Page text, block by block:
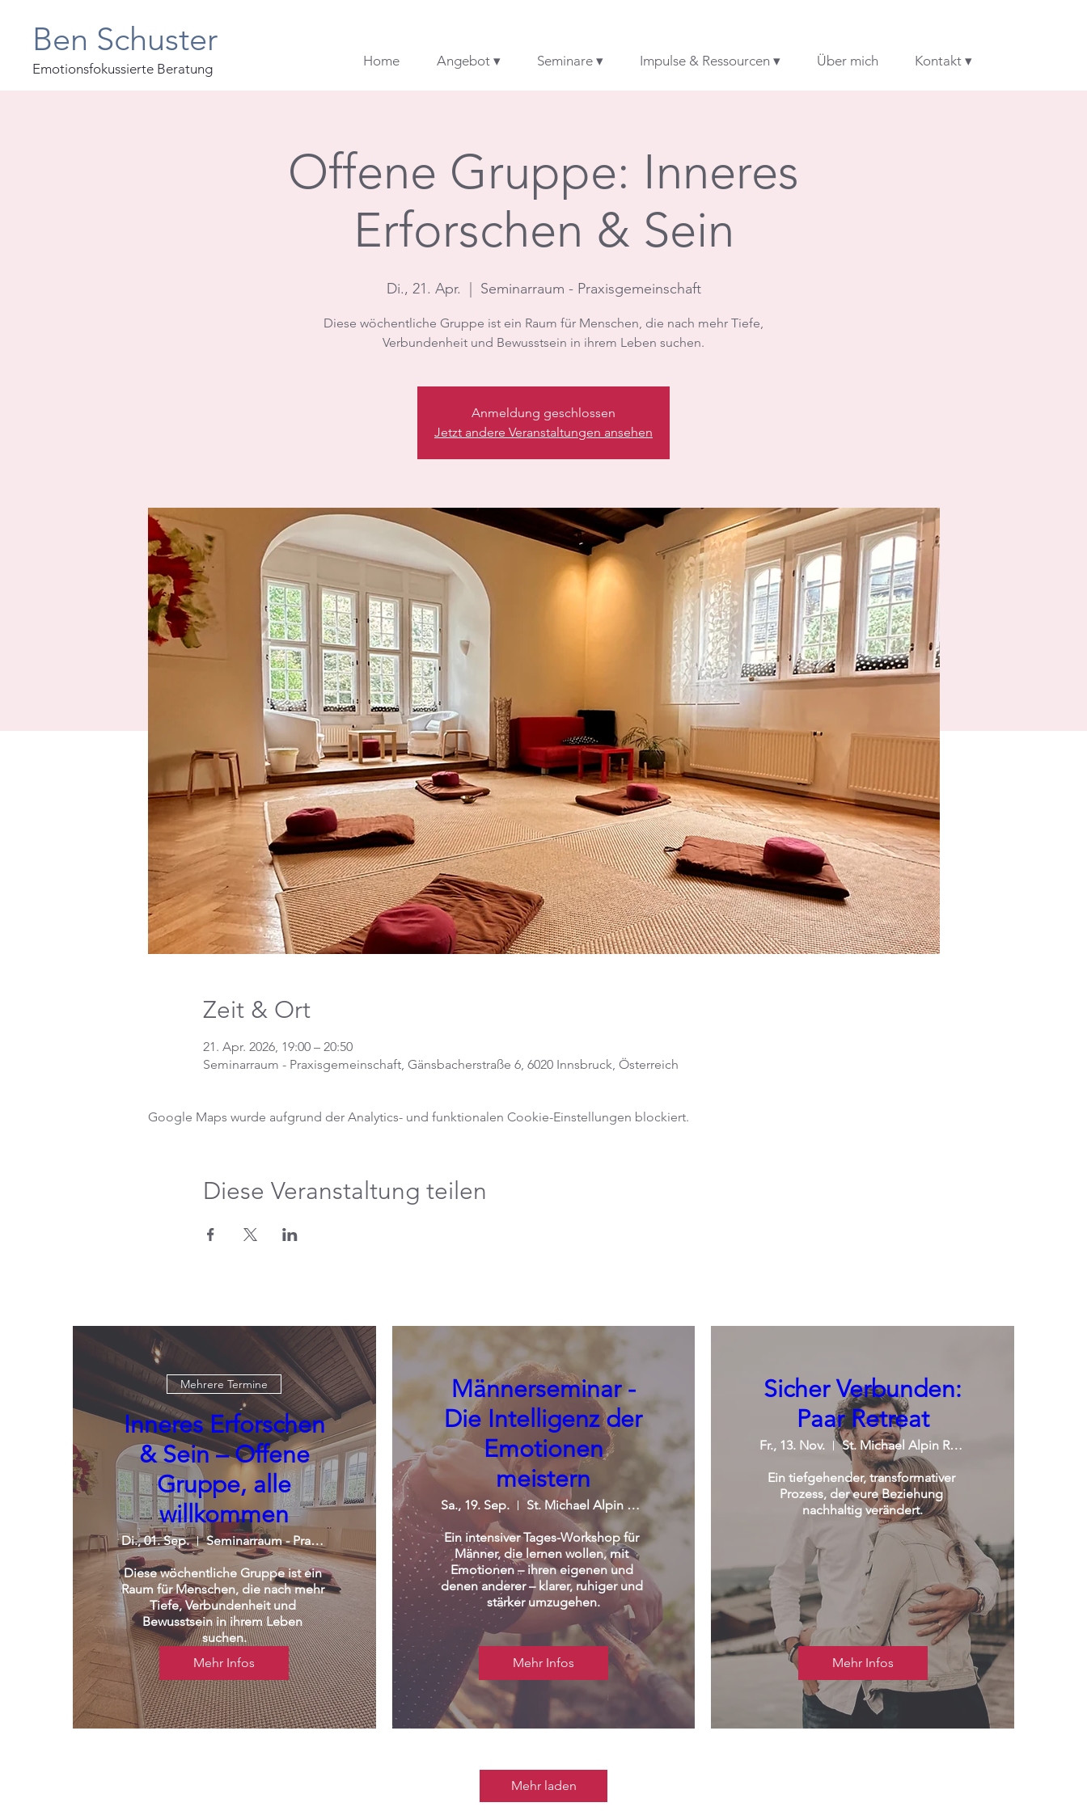
Ben Schuster
Emotionsfokussierte Beratung Home Angebot ▾ Seminare ▾ Impulse & Ressourcen ▾ Über mich Kontakt ▾
Offene Gruppe: Inneres
Erforschen & Sein
Di., 21. Apr. Seminarraum - Praxisgemeinschaft
Diese wöchentliche Gruppe ist ein Raum für Menschen, die nach mehr Tiefe,
Verbundenheit und Bewusstsein in ihrem Leben suchen.
Anmeldung geschlossen
Jetzt andere Veranstaltungen ansehen
Zeit & Ort
21. Apr. 2026, 19:00 – 20:50
Seminarraum - Praxisgemeinschaft, Gänsbacherstraße 6, 6020 Innsbruck, Österreich
Google Maps wurde aufgrund der Analytics- und funktionalen Cookie-Einstellungen blockiert.
Diese Veranstaltung teilen
Mehrere Termine
Inneres Erforschen
& Sein – Offene
Gruppe, alle
willkommen
Di., 01. Sep. Seminarraum - Praxisgemeinschaft
Diese wöchentliche Gruppe ist ein
Raum für Menschen, die nach mehr
Tiefe, Verbundenheit und
Bewusstsein in ihrem Leben
suchen.
Mehr Infos
Männerseminar -
Die Intelligenz der
Emotionen
meistern
Sa., 19. Sep. St. Michael Alpin Retreat
Ein intensiver Tages-Workshop für
Männer, die lernen wollen, mit
Emotionen – ihren eigenen und
denen anderer – klarer, ruhiger und
stärker umzugehen.
Mehr Infos
Sicher Verbunden:
Paar Retreat
Fr., 13. Nov. St. Michael Alpin Retreat
Ein tiefgehender, transformativer
Prozess, der eure Beziehung
nachhaltig verändert.
Mehr Infos
Mehr laden